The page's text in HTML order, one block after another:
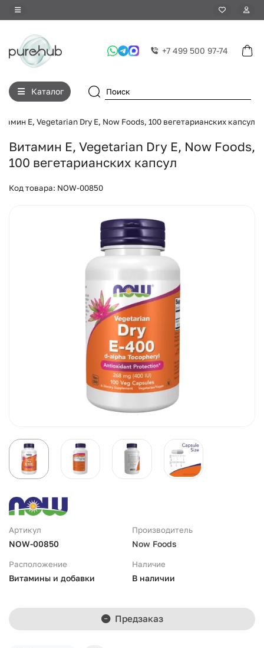
+7 499 500 97-74
Каталог
Е, Vegetarian Dry E, Now Foods, 100 вегетарианских капсул
Витамин Е, Vegetarian Dry E, Now Foods,
100 вегетарианских капсул
Код товара: NOW-00850
Артикул
NOW-00850
Производитель
Now Foods
Расположение
Витамины и добавки
Наличие
В наличии
Предзаказ